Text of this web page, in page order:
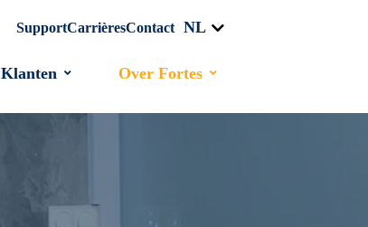
SupportCarrièresContact NL
Klanten Over Fortes